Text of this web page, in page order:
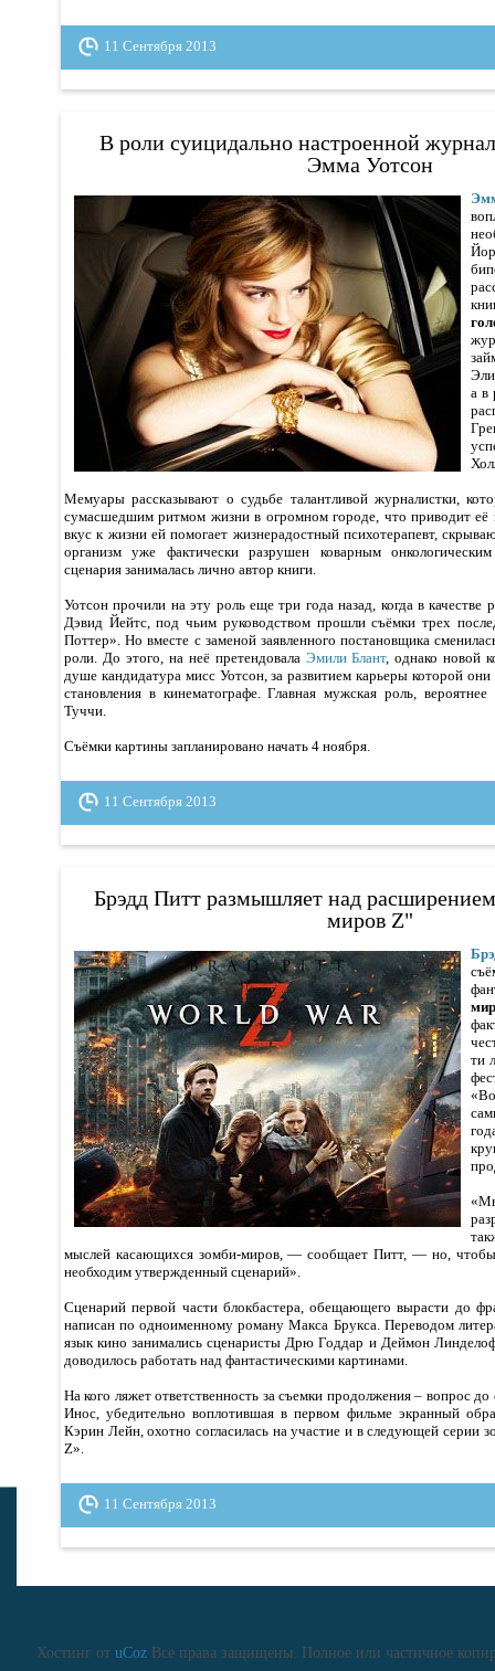
11 Сентября 2013
В роли суицидально настроенной
Эмма Уотсон
а в
Мемуары рассказывают о судьбе талантливой журналистки,
сумасшедшим ритмом жизни в огромном городе, что приводит её
вкус к жизни ей помогает жизнерадостный психотерапевт,
организм уже фактически разрушен коварным
сценария занималась лично автор книги.
Уотсон прочили на эту роль еще три года назад, когда в качестве
Дэвид Йейтс, под чьим руководством прошли съёмки трех
Поттер». Но вместе с заменой заявленного постановщика
роли. До этого, на неё претендовала Эмили Блант, однако новой
душе кандидатура мисс Уотсон, за развитием карьеры которой
становления в кинематографе. Главная мужская роль,
Туччи.
Съёмки картины запланировано начать 4 ноября.
11 Сентября 2013
Брэдд Питт размышляет над
миров Z"
ти
мыслей касающихся зомби-миров, — сообщает Питт, — но, чтобы
необходим утвержденный сценарий».
Сценарий первой части блокбастера, обещающего вырасти до
написан по одноименному роману Макса Брукса. Переводом
язык кино занимались сценаристы Дрю Годдар и Деймон
доводилось работать над фантастическими картинами.
На кого ляжет ответственность за съемки продолжения – вопрос
Инос, убедительно воплотившая в первом фильме экранный
Кэрин Лейн, охотно согласилась на участие и в следующей серии
Z».
11 Сентября 2013
Хостинг от uCozВсе права защищены. Полное или частичное